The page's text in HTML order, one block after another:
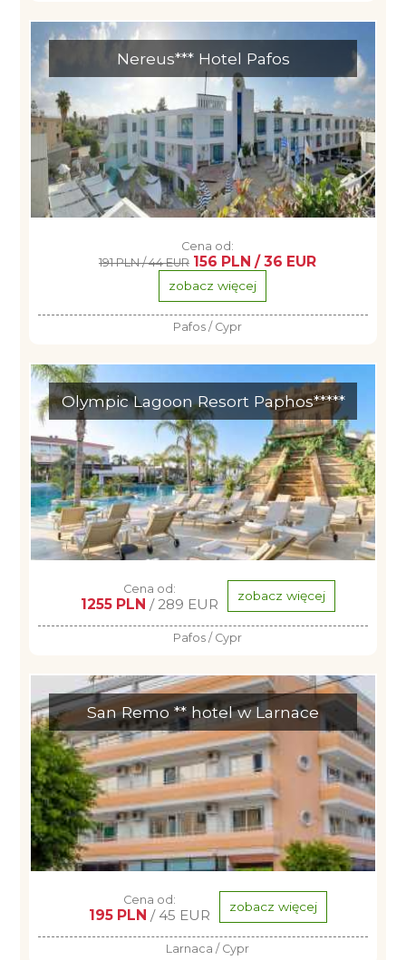
Nereus*** Hotel Pafos
Cena od:
191 PLN / 44 EUR 156 PLN / 36 EUR
zobacz więcej
Pafos / Cypr
Olympic Lagoon Resort Paphos*****
Cena od:
1255 PLN / 289 EUR zobacz więcej
Pafos / Cypr
San Remo ** hotel w Larnace
Cena od:
195 PLN / 45 EUR zobacz więcej
Larnaca / Cypr